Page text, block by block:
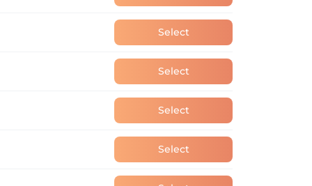
Select
Select
Select
Select